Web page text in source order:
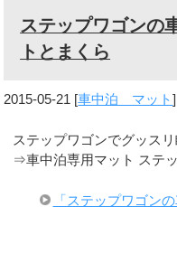
ステップワゴンの
トとまくら
2015-05-21 [車中泊 マット]
ステップワゴンでグッス
⇒車中泊専用マット ステ
「ステップワゴン